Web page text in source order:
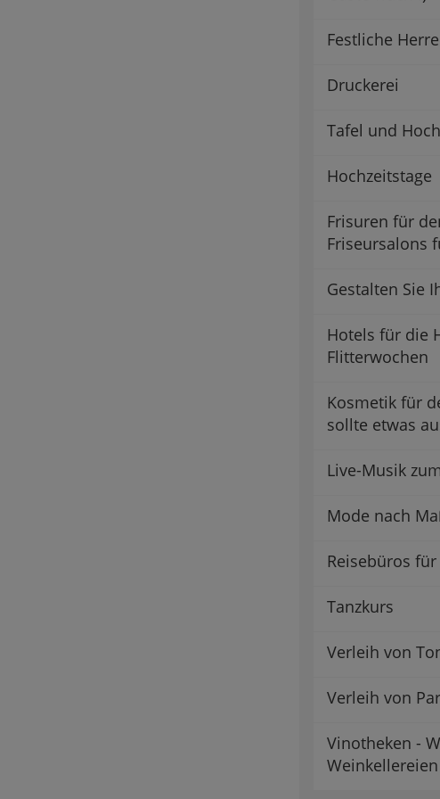
Festliche
Druckerei
Tafel und
Hochzeitstage
Frisuren für
Friseursalons
Gestalten Sie
Hotels für die
Flitterwochen
Kosmetik für
sollte etwas
Live-Musik
Mode nach
Reisebüros
Tanzkurs
Verleih von
Verleih von
Vinotheken -
Weinkellereien